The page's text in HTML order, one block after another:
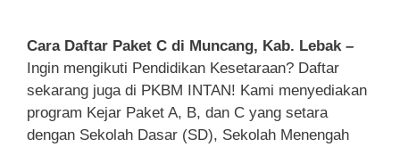
Cara Daftar Paket C di Muncang, Kab. Lebak –
Ingin mengikuti Pendidikan Kesetaraan? Daftar
sekarang juga di PKBM INTAN! Kami menyediakan
program Kejar Paket A, B, dan C yang setara
dengan Sekolah Dasar (SD), Sekolah Menengah